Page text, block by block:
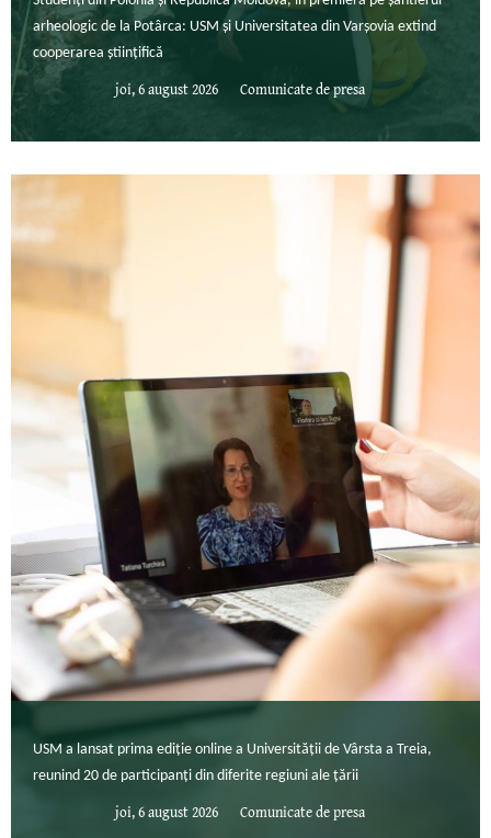
arheologic de la Potârca: USM și Universitatea din Varșovia extind
cooperarea științifică
joi, 6 august 2026 Comunicate de presa
USM a lansat prima ediție online a Universității de Vârsta a Treia,
reunind 20 de participanți din diferite regiuni ale țării
joi, 6 august 2026 Comunicate de presa